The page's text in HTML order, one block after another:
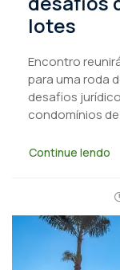
lotes
Encontro
para uma roda
desafios
condomínios
Continue lendo